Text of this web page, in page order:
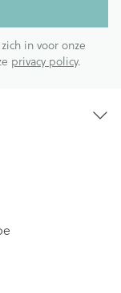
in voor onze
privacy policy.